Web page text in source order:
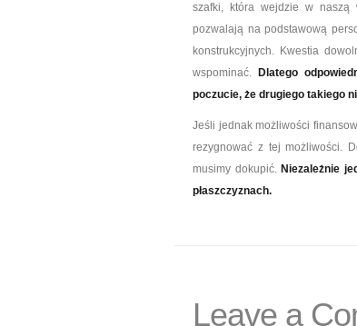
szafki, która wejdzie w naszą
pozwalają na podstawową
konstrukcyjnych. Kwestia
wspominać.
Dlatego
poczucie, że drugiego takiego
Jeśli jednak możliwości
rezygnować z tej możliwości.
musimy dokupić. Niezależnie
płaszczyznach.
Leave a